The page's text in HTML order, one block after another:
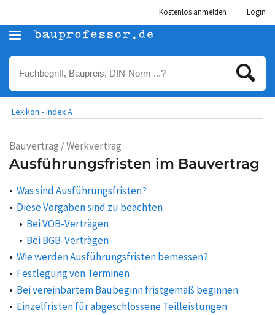
Kostenlos anmelden Login
Lexikon • Index A
Bauvertrag / Werkvertrag
Ausführungsfristen im Bauvertrag
Was sind Ausführungsfristen?
Diese Vorgaben sind zu beachten
Bei VOB-Verträgen
Bei BGB-Verträgen
Wie werden Ausführungsfristen bemessen?
Festlegung von Terminen
Bei vereinbartem Baubeginn fristgemäß beginnen
Einzelfristen für abgeschlossene Teilleistungen